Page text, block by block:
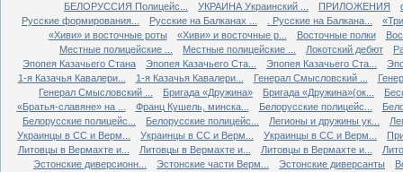
БЕЛОРУССИЯ Полицейс...
УКРАИНА Украинский ... ПРИЛОЖЕНИЯ
Русские формирования...
Русские на Балканах ... . Русские на Балкана...
«Хиви» и восточные роты
«Хиви» и восточные р... Восточные полки
Местные полицейские ...
Местные полицейские ... Локотский дебют
Эпопея Казачьего Стана
Эпопея Казачьего Ста... Эпопея Казачьего Ста...
1-я Казачья Кавалери...
1-я Казачья Кавалери... Генерал Смысловский ...
Генерал Смысловский ...
Бригада «Дружина» Бригада «Дружина»(ок...
«Братья-славяне» на ...
Франц Кушель, минска... Белорусские полицейс...
Белорусские полицейс...
Белорусские полицейс... Легионы и дружины ук...
Украинцы в СС и Верм...
Украинцы в СС и Верм... Украинцы в СС и Верм...
Литовцы в Вермахте и...
Литовцы в Вермахте и... Литовцы в Вермахте и...
Эстонские диверсионн...
Эстонские части Верм... Эстонские диверсанты